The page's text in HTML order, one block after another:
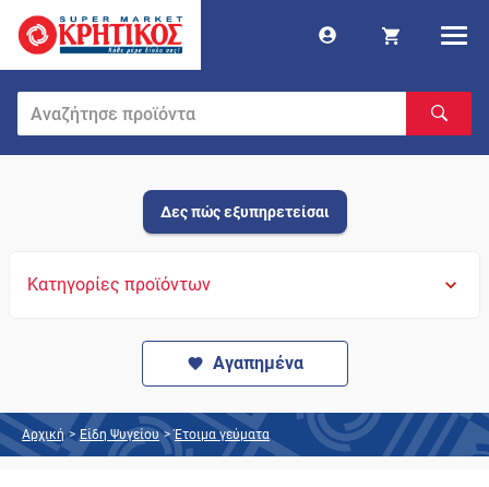
Δες πώς εξυπηρετείσαι
Κατηγορίες προϊόντων
Αγαπημένα
Αρχική > Είδη Ψυγείου > Έτοιμα γεύματα